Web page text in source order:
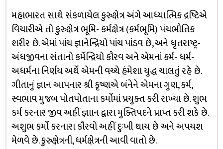
મહાભારત સાથે સંકળાયેલ કુરુક્ષેત્ર અંગે આધ્યાત્મિક દ્રષ્ટિએ
વિચારીએ તો કુરુક્ષેત્ર ભૂમિ- કર્મક્ષેત્ર (કર્મભૂમિ) પંચભૌતિક
શરીર છે. એમાં પાંચ જ્ઞાનેન્દ્રિયો પાંચ પાંડવ છે, અને ધૃતરાષ્ટ્ર-
અંધજીવના સંતાનો કર્મેન્દ્રિયો કૌરવ અને એમનાં કર્મ- ધર્મ-
અધર્મના નિર્ણય અર્થે એમની વચ્ચે હંમેશા યુદ્ધ ચાલતું રહે છે.
ગીતાનું જ્ઞાન આપનાર શ્રી કૃષ્ણએ બંનેને એમના ગુણ, કર્મ,
સ્વભાવ મુજબ પોતપોતાના કર્મોમાં પ્રયુક્ત કરી રાખ્યા છે. શુભ
કર્મ કરનાર જીવ અહીં જ્ઞાાન દ્વારા મુક્તિપદને પ્રાપ્ત કરી શકે છે.
અશુભ કર્મો કરનારા કૌરવો અહીં દુઃખી થાય છે અને અપયશ
મેળવે છે. કુરુક્ષેત્રની, ધર્મક્ષેત્રની આવી વાતો છે.